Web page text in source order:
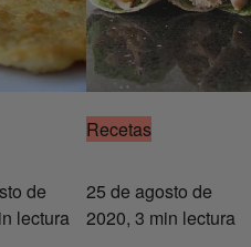
de
lectura
Recetas
25 de agosto de
2020, 3 min lectura